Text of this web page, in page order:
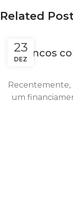
Related
23
DEZ
Bancos
Recentemente,
um